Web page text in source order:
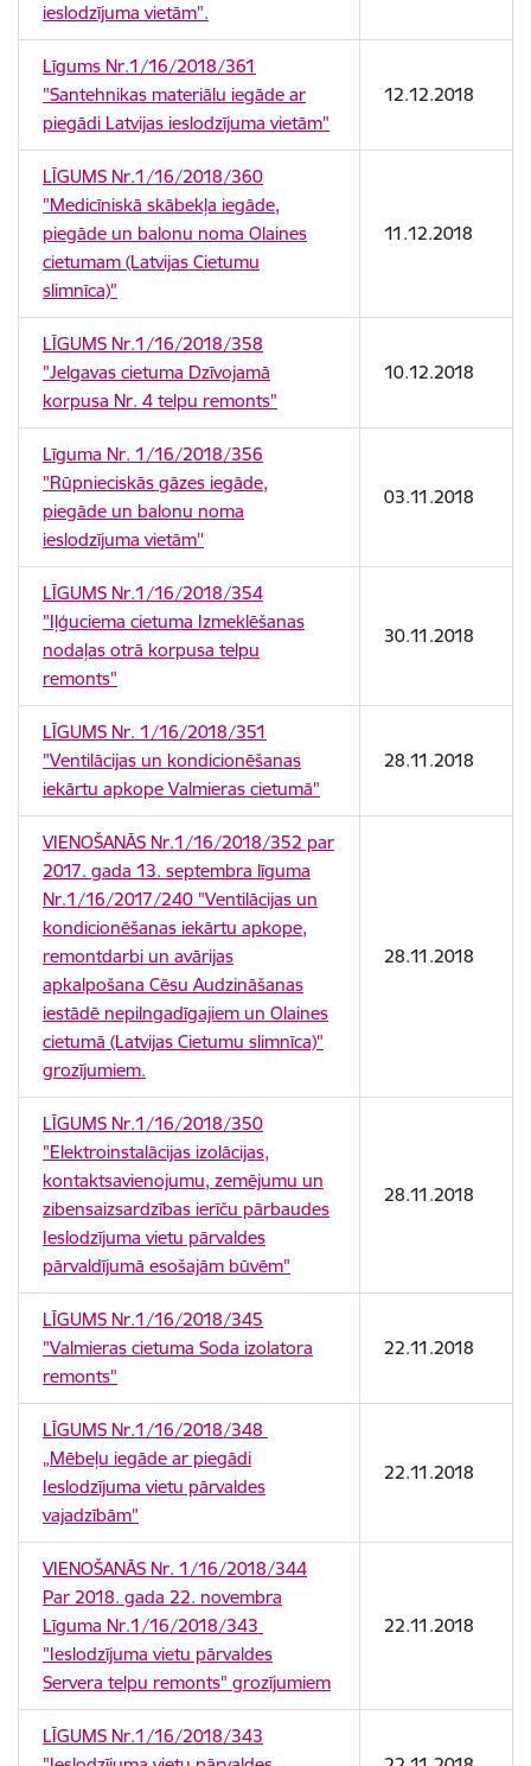
ieslodzījuma vietām".
Līgums Nr.1/16/2018/361
"Santehnikas materiālu iegāde ar
piegādi Latvijas ieslodzījuma vietām"
12.12.2018
LĪGUMS Nr.1/16/2018/360
"Medicīniskā skābekļa iegāde,
piegāde un balonu noma Olaines
cietumam (Latvijas Cietumu
slimnīca)"
11.12.2018
LĪGUMS Nr.1/16/2018/358
"Jelgavas cietuma Dzīvojamā
korpusa Nr. 4 telpu remonts"
10.12.2018
Līguma Nr. 1/16/2018/356
"Rūpnieciskās gāzes iegāde,
piegāde un balonu noma
ieslodzījuma vietām''
03.11.2018
LĪGUMS Nr.1/16/2018/354
"Iļģuciema cietuma Izmeklēšanas
nodaļas otrā korpusa telpu
remonts"
30.11.2018
LĪGUMS Nr. 1/16/2018/351
"Ventilācijas un kondicionēšanas
iekārtu apkope Valmieras cietumā"
28.11.2018
VIENOŠANĀS Nr.1/16/2018/352 par
2017. gada 13. septembra līguma
Nr.1/16/2017/240 "Ventilācijas un
kondicionēšanas iekārtu apkope,
remontdarbi un avārijas
apkalpošana Cēsu Audzināšanas
iestādē nepilngadīgajiem un Olaines
cietumā (Latvijas Cietumu slimnīca)"
grozījumiem.
28.11.2018
LĪGUMS Nr.1/16/2018/350
"Elektroinstalācijas izolācijas,
kontaktsavienojumu, zemējumu un
zibensaizsardzības ierīču pārbaudes
Ieslodzījuma vietu pārvaldes
pārvaldījumā esošajām būvēm"
28.11.2018
LĪGUMS Nr.1/16/2018/345
"Valmieras cietuma Soda izolatora
remonts"
22.11.2018
LĪGUMS Nr.1/16/2018/348
„Mēbeļu iegāde ar piegādi
Ieslodzījuma vietu pārvaldes
vajadzībām”
22.11.2018
VIENOŠANĀS Nr. 1/16/2018/344
Par 2018. gada 22. novembra
Līguma Nr.1/16/2018/343
"Ieslodzījuma vietu pārvaldes
Servera telpu remonts" grozījumiem
22.11.2018
LĪGUMS Nr.1/16/2018/343